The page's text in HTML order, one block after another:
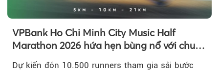
VPBank Ho Chi Minh City Music Half
Marathon 2026 hứa hẹn bùng nổ với chuỗi
hoạt động đa trải nghiệm
Dự kiến đón 10.500 runners tham gia sải bước